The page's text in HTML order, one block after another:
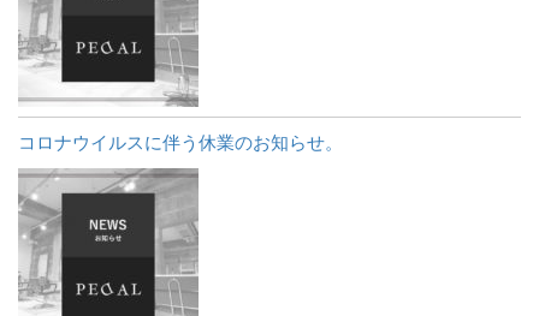
コロナウイルスに伴う休業のお知らせ。